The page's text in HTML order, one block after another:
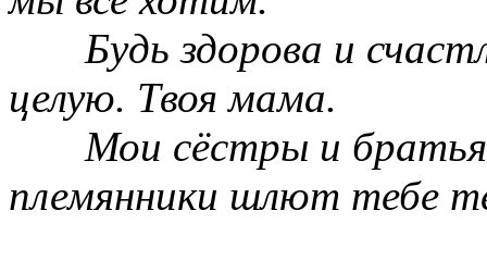
Будь здорова и
целую. Твоя мама.
Мои сёстры и
племянники шлют тебе